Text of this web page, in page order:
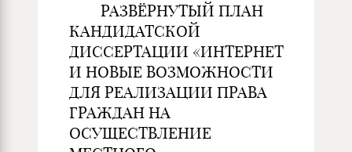
РАЗВЁРНУТЫЙ ПЛАН
КАНДИДАТСКОЙ
ДИССЕРТАЦИИ «ИНТЕРНЕТ
И НОВЫЕ ВОЗМОЖНОСТИ
ДЛЯ РЕАЛИЗАЦИИ ПРАВА
ГРАЖДАН НА
ОСУЩЕСТВЛЕНИЕ